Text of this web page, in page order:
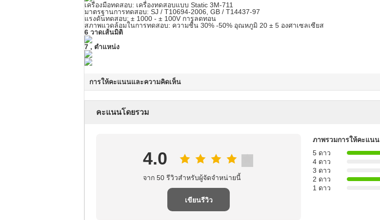
เครื่องมือทดสอบ: เครื่องทดสอบแบบ Static 3M-711
มาตรฐานการทดสอบ: SJ / T10694-2006, GB / T14437-97
แรงดันทดสอบ: ± 1000 - ± 100V การลดทอน
สภาพแวดล้อมในการทดสอบ: ความชื้น 30% -50% อุณหภูมิ 20 ± 5 องศาเซลเซียส
6 วาดเส้นมิติ
7 , ตำแหน่ง
การให้คะแนนและความคิดเห็น
คะแนนโดยรวม
4.0
จาก 50 รีวิวสําหรับผู้จัดจําหน่ายนี้
เขียนรีวิว
ภาพรวมการให้คะแนน
5 ดาว
4 ดาว
3 ดาว
2 ดาว
1 ดาว